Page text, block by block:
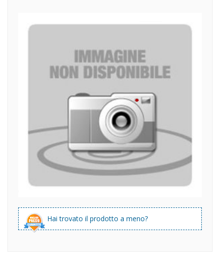
Hai trovato il prodotto a meno?